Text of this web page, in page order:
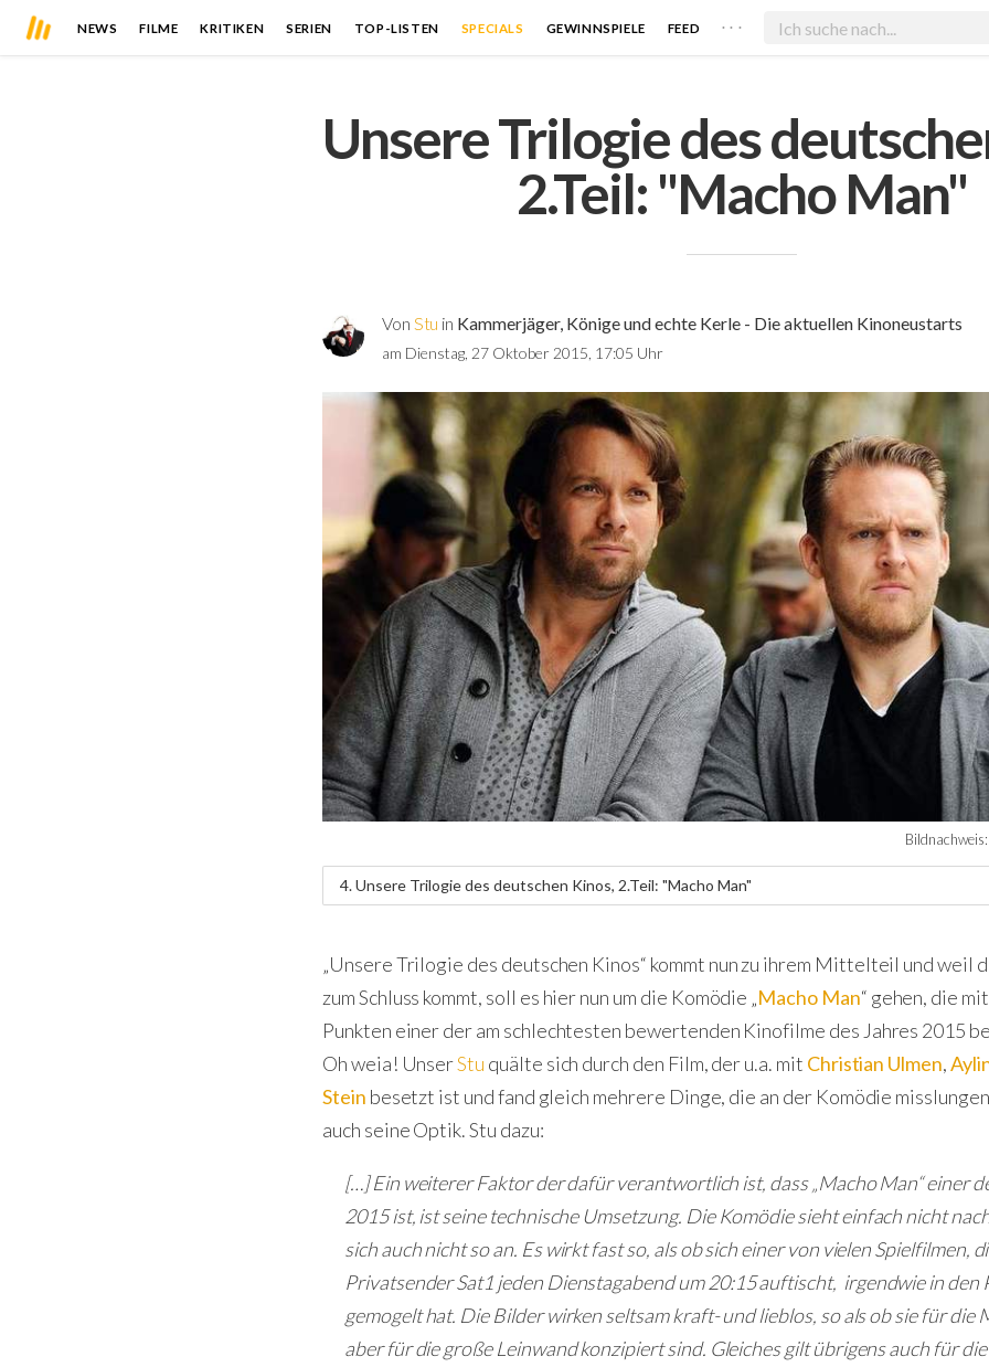
NEWS FILME KRITIKEN SERIEN TOP-LISTEN SPECIALS GEWINNSPIELE FEED . . .
Unsere Trilogie des
2.Teil: "Macho Man"
Von Stu in Kammerjäger, Könige und echte Kerle - Die aktuellen Kinoneustarts
am Dienstag, 27 Oktober 2015, 17:05 Uhr
4. Unsere Trilogie des deutschen Kinos, 2.Teil: "Macho Man"
„Unsere Trilogie des deutschen Kinos“ kommt nun zu ihrem Mittelteil und weil
zum Schluss kommt, soll es hier nun um die Komödie „Macho Man“ gehen, die
Punkten einer der am schlechtesten bewertenden Kinofilme des Jahres 2015
Oh weia! UnserStu quälte sich durch den Film, der u.a. mit Christian Ulmen,
Stein besetzt ist und fand gleich mehrere Dinge, die an der Komödie
auch seine Optik. Stu dazu:
[…] Ein weiterer Faktor der dafür verantwortlich ist, dass „Macho Man“ einer
2015 ist, ist seine technische Umsetzung. Die Komödie sieht einfach nicht
sich auch nicht so an. Es wirkt fast so, als ob sich einer von vielen Spielfilmen,
Privatsender Sat1 jeden Dienstagabend um 20:15 auftischt, irgendwie in den
gemogelt hat. Die Bilder wirken seltsam kraft- und lieblos, so als ob sie für die
aber für die große Leinwand konzipiert sind. Gleiches gilt übrigens auch für